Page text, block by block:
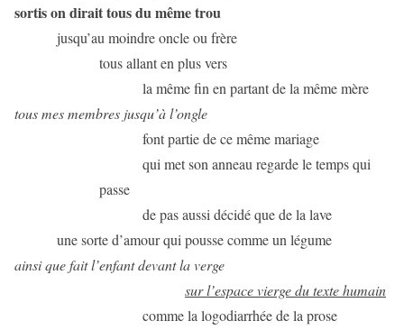
sortis on dirait tous du même trou
jusqu’au moindre oncle ou frère
tous allant en plus vers
la même fin en partant de la même mère
tous mes membres jusqu’à l’ongle
font partie de ce même mariage
qui met son anneau regarde le temps qui
passe
de pas aussi décidé que de la lave
une sorte d’amour qui pousse comme un légume
ainsi que fait l’enfant devant la verge
sur l’espace vierge du texte humain
comme la logodiarrhée de la prose